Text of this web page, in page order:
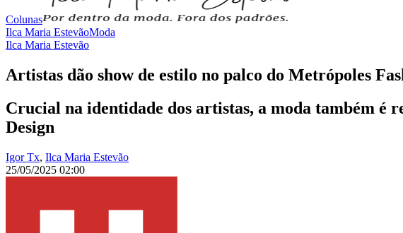
Colunas
Ilca Maria EstevãoModa
Ilca Maria Estevão
Artistas dão show de estilo no palco do Metrópoles
Crucial na identidade dos artistas, a moda também é
Design
Igor Tx, Ilca Maria Estevão
25/05/2025 02:00